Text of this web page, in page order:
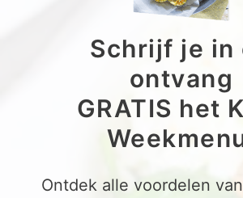
Schrijf je in
ontvang
GRATIS het
Ontdek alle voordelen